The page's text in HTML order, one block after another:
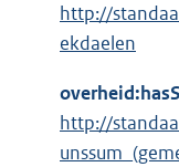
http://
ekdaelen
http://